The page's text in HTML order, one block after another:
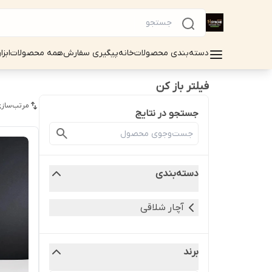
دسته‌بندی محصولاتخانهپیگیری سفارشهمه محصولات
فیلتر باز کن
جستجو در نتایج
دسته‌بندی
آچار شلاقی
برند